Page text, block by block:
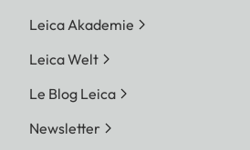
Leica Akademie
Leica Welt
Le Blog Leica
Newsletter